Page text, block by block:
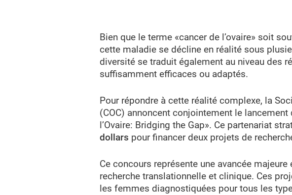
Bien que le terme «cancer de l’ovaire» soit
cette maladie se décline en réalité sous
diversité se traduit également au niveau des
suffisamment efficaces ou adaptés.
Pour répondre à cette réalité complexe, la
(COC) annoncent conjointement le
l’Ovaire: Bridging the Gap». Ce partenariat
dollars pour financer deux projets de
Ce concours représente une avancée
recherche translationnelle et clinique. Ces
les femmes diagnostiquées pour tous les